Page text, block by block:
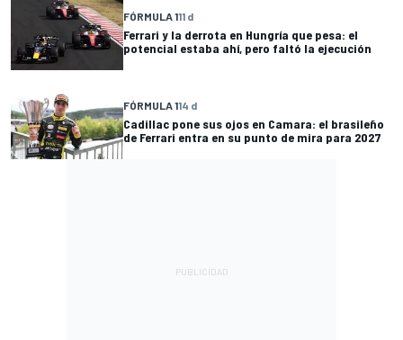
FÓRMULA 111 d
Ferrari y la derrota en Hungría que pesa: el
potencial estaba ahí, pero faltó la ejecución
FÓRMULA 114 d
Cadillac pone sus ojos en Camara: el brasileño
de Ferrari entra en su punto de mira para 2027